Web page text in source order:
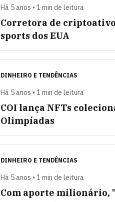
Há 5 anos • 1 min de leitura
Corretora de
sports dos EUA
DINHEIRO E TENDÊNCIAS
Há 5 anos • 1 min de leitura
COI lança NFTs
Olimpíadas
DINHEIRO E TENDÊNCIAS
Há 5 anos • 1 min de leitura
Com aporte milionário,